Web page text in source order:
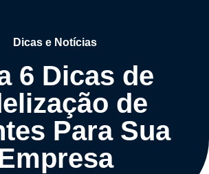
Dicas e Notícias
6 Dicas de
de
Para Sua